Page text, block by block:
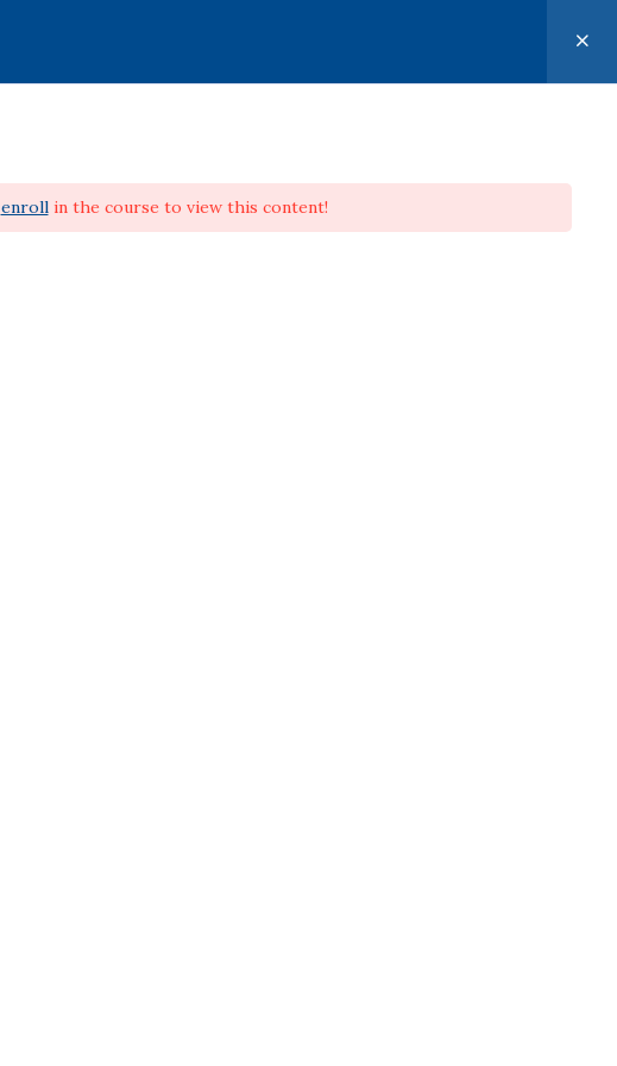
enrollin the course to view this content!